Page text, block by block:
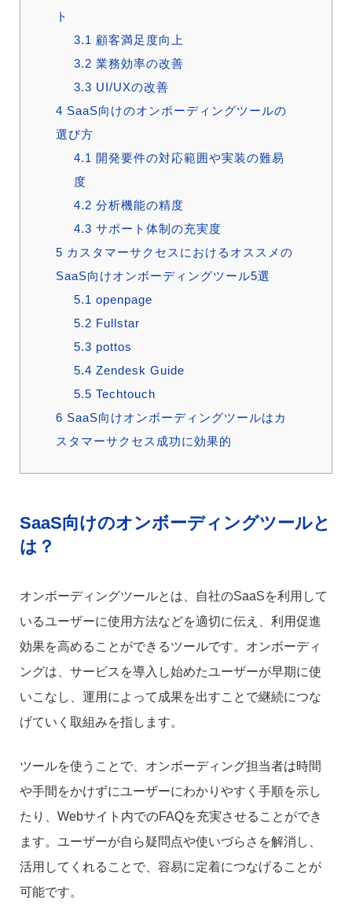
ト
3.1 顧客満足度向上
3.2 業務効率の改善
3.3 UI/UXの改善
4 SaaS向けのオンボーディングツールの
選び方
4.1 開発要件の対応範囲や実装の難易
度
4.2 分析機能の精度
4.3 サポート体制の充実度
5 カスタマーサクセスにおけるオススメの
SaaS向けオンボーディングツール5選
5.1 openpage
5.2 Fullstar
5.3 pottos
5.4 Zendesk Guide
5.5 Techtouch
6 SaaS向けオンボーディングツールはカ
スタマーサクセス成功に効果的
SaaS向けのオンボーディングツールと
は？
オンボーディングツールとは、自社のSaaSを利用して
いるユーザーに使用方法などを適切に伝え、利用促進
効果を高めることができるツールです。オンボーディ
ングは、サービスを導入し始めたユーザーが早期に使
いこなし、運用によって成果を出すことで継続につな
げていく取組みを指します。
ツールを使うことで、オンボーディング担当者は時間
や手間をかけずにユーザーにわかりやすく手順を示し
たり、Webサイト内でのFAQを充実させることができ
ます。ユーザーが自ら疑問点や使いづらさを解消し、
活用してくれることで、容易に定着につなげることが
可能です。